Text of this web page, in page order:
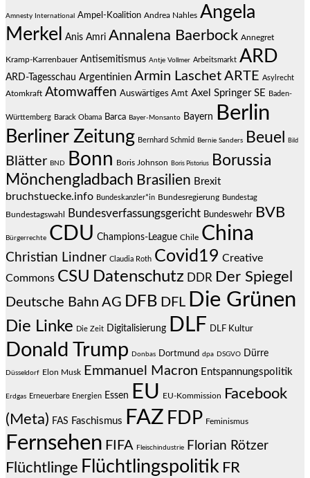
Amnesty International Ampel-Koalition Andrea Nahles Angela
Merkel
Anis Amri Annalena Baerbock Annegret
Kramp-Karrenbauer Antisemitismus Antje Vollmer Arbeitsmarkt ARD
ARD-Tagesschau Argentinien Armin Laschet ARTE Asylrecht
Atomkraft Atomwaffen Auswärtiges Amt Axel Springer SE Baden-
Württemberg Barack Obama Barca Bayer-Monsanto Bayern Berlin
Berliner Zeitung Bernhard Schmid Bernie Sanders Beuel Bild
Blätter BND Bonn Boris Johnson Boris Pistorius
Borussia
Mönchengladbach Brasilien Brexit
bruchstuecke.info Bundeskanzler*in Bundesregierung Bundestag
Bundestagswahl Bundesverfassungsgericht Bundeswehr BVB
Bürgerrechte CDU Champions-League Chile China
Christian Lindner Claudia Roth Covid19 Creative
Commons CSU Datenschutz DDR Der Spiegel
Deutsche Bahn AG DFB DFL Die Grünen
Die Linke Die Zeit Digitalisierung DLF DLF Kultur
Donald Trump Donbas Dortmund dpa DSGVO Dürre
Düsseldorf Elon Musk Emmanuel Macron Entspannungspolitik
Erdgas Erneuerbare Energien Essen EU EU-Kommission
Facebook
(Meta) FAS Faschismus FAZ FDP Feminismus
Fernsehen FIFA Fleischindustrie Florian Rötzer
Flüchtlinge Flüchtlingspolitik FR